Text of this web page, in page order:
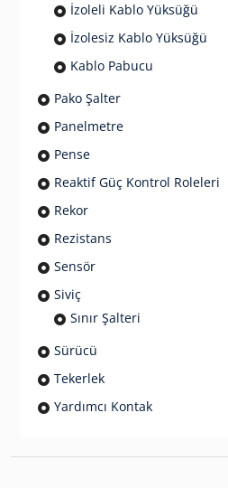
İzoleli Kablo Yüksüğü
İzolesiz Kablo Yüksüğü
Kablo Pabucu
Pako Şalter
Panelmetre
Pense
Reaktif Güç Kontrol Roleleri
Rekor
Rezistans
Sensör
Siviç
Sınır Şalteri
Sürücü
Tekerlek
Yardımcı Kontak